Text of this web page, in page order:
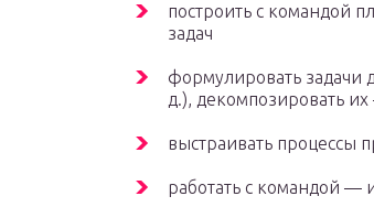
построить с командой
задач
формулировать задачи
д.), декомпозировать
выстраивать процессы
работать с командой —